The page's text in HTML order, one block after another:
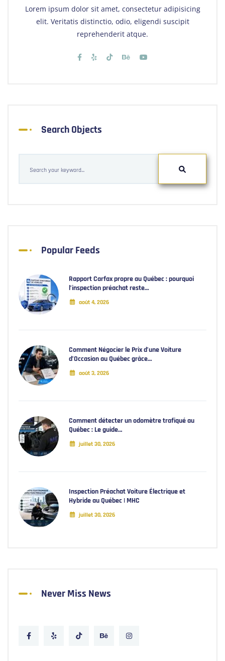
Lorem ipsum dolor sit amet, consectetur adipisicing
elit. Veritatis distinctio, odio, eligendi suscipit
reprehenderit atque.
Search Objects
Popular Feeds
Rapport Carfax propre au Québec : pourquoi
l’inspection préachat reste…
août 4, 2026
Comment Négocier le Prix d’une Voiture
d’Occasion au Québec grâce…
août 3, 2026
Comment détecter un odomètre trafiqué au
Québec : Le guide…
juillet 30, 2026
Inspection Préachat Voiture Électrique et
Hybride au Québec | MHC
juillet 30, 2026
Never Miss News